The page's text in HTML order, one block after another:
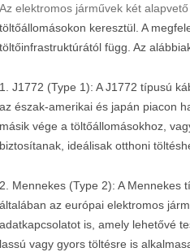
Az elektromos járművek két
töltőállomásokon keresztül. A
töltőinfrastruktúrától függ. Az
1. J1772 (Type 1): A J1772 típusú
az észak-amerikai és japán piacon
másik vége a töltőállomásokhoz,
biztosítanak, ideálisak otthoni
2. Mennekes (Type 2): A Mennekes
általában az európai elektromos
adatkapcsolatot is, amely lehetővé
lassú vagy gyors töltésre is